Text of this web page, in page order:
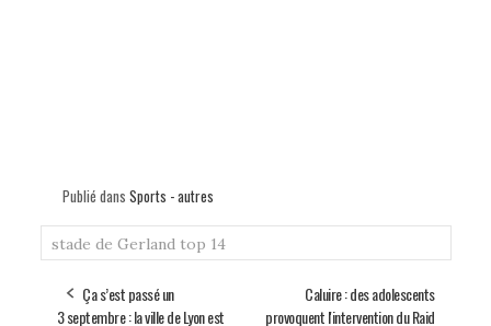
Publié dans Sports - autres
stade de Gerland top 14
Ça s’est passé un
3 septembre : la ville de Lyon est
Caluire : des adolescents
provoquent l'intervention du Raid